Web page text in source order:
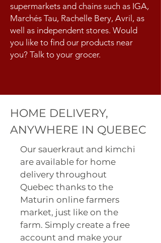
supermarkets and chains such as IGA,
Marchés Tau, Rachelle Bery, Avril, as
well as independent stores. Would
you like to find our products near
you? Talk to your grocer.
HOME DELIVERY,
ANYWHERE IN QUEBEC
Our sauerkraut and kimchi
are available for home
delivery throughout
Quebec thanks to the
Maturin online farmers
market, just like on the
farm. Simply create a free
account and make your